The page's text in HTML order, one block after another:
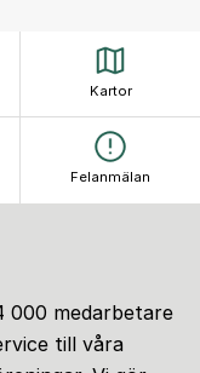
Kartor
Felanmälan
000 medarbetare
till våra